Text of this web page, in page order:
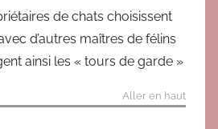
de chats choisissent
d’autres maîtres de félins
ainsi les « tours de garde »
Aller en haut